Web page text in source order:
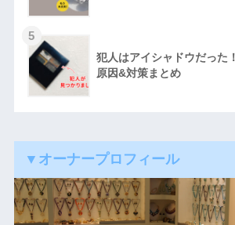
5
犯人はアイシャドウだった
原因&対策まとめ
▼オーナープロフィール